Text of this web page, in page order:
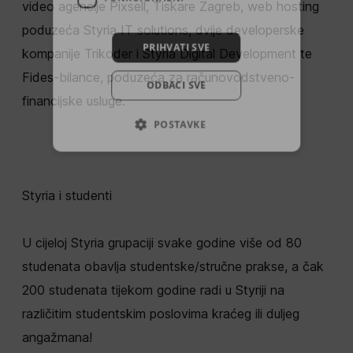
video agencije Pixsell, Tiskare Zagreb, web hosting
poduzeća Styria IT solutions, dvije developerske
kompanije Trikoder i Styria Digital Development te
Fides-bilance, poduzeća za računovodstveno-
financijske usluge.
Styria i studenti‍‍
U cijeloj Styria grupaciji svake godine više od 80
studenata obavlja studentske/stručne prakse, a čak
200 studenata tijekom godine radi u Styriji na
različitim studentskim poslovima kraćeg ili duljeg
angažmana!
PRIHVATI SVE
ODBACI SVE
POSTAVKE